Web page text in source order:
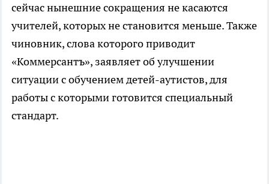
сейчас нынешние сокращения не касаются
учителей, которых не становится меньше. Также
чиновник, слова которого приводит
«Коммерсантъ», заявляет об улучшении
ситуации с обучением детей-аутистов, для
работы с которыми готовится специальный
стандарт.